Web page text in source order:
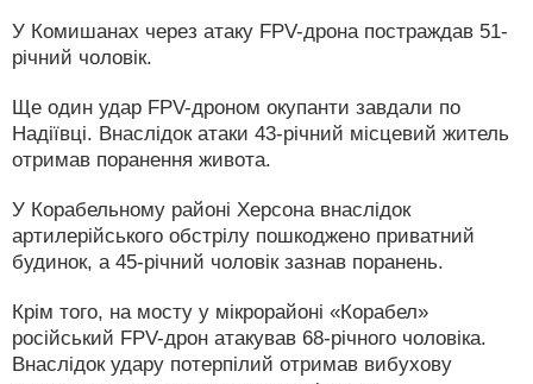
У Комишанах через атаку FPV-дрона постраждав 51-
річний чоловік.
Ще один удар FPV-дроном окупанти завдали по
Надіївці. Внаслідок атаки 43-річний місцевий житель
отримав поранення живота.
У Корабельному районі Херсона внаслідок
артилерійського обстрілу пошкоджено приватний
будинок, а 45-річний чоловік зазнав поранень.
Крім того, на мосту у мікрорайоні «Корабел»
російський FPV-дрон атакував 68-річного чоловіка.
Внаслідок удару потерпілий отримав вибухову